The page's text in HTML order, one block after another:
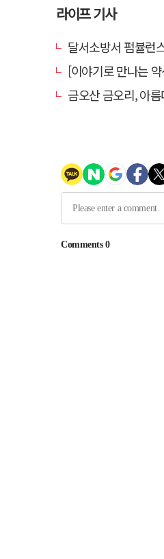
라이프 기사
달서소방서 펌뷸런스
[이야기로 만나는
금오산 금오리, 아